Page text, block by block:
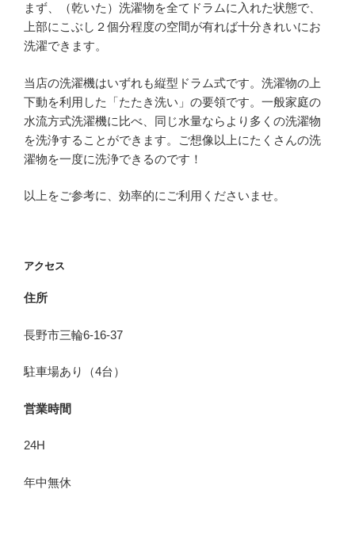
まず、（乾いた）洗濯物を全てドラムに入れた状態で、
上部にこぶし２個分程度の空間が有れば十分きれいにお
洗濯できます。
当店の洗濯機はいずれも縦型ドラム式です。洗濯物の上
下動を利用した「たたき洗い」の要領です。一般家庭の
水流方式洗濯機に比べ、同じ水量ならより多くの洗濯物
を洗浄することができます。ご想像以上にたくさんの洗
濯物を一度に洗浄できるのです！
以上をご参考に、効率的にご利用くださいませ。
アクセス
住所
長野市三輪6-16-37
駐車場あり（4台）
営業時間
24H
年中無休